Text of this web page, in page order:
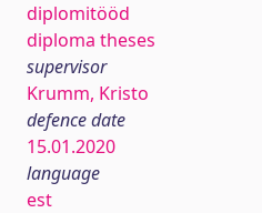
diplomitööd
diploma theses
supervisor
Krumm, Kristo
defence date
15.01.2020
language
est